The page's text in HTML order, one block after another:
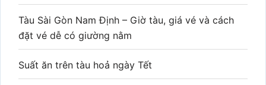
Tàu Sài Gòn Nam Định – Giờ tàu, giá vé và cách
đặt vé dễ có giường nằm
Suất ăn trên tàu hoả ngày Tết